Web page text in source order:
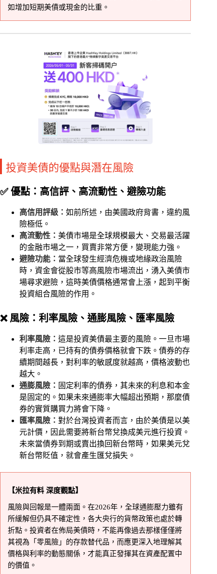
如增加短期美債或現金的比重。
投資美債的優點與潛在風險
✅ 優點：高信評、高流動性、避險功能
高信用評級： 如前所述，由美國政府背書，違約風
險極低。
高流動性： 美債市場是全球規模最大、交易最活躍
的金融市場之一，買賣非常方便，變現能力強。
避險功能： 當全球發生經濟危機或地緣政治風險
時，資金會從股市等高風險市場流出，湧入美債市
場尋求避險，這時美債價格通常會上漲，起到平衡
投資組合風險的作用。
❌ 風險：利率風險、通膨風險、匯率風險
利率風險： 這是投資美債最主要的風險。一旦市場
利率走高，已持有的債券價格就會下跌。債券的存
續期間越長，對利率的敏感度就越高，價格波動也
越大。
通膨風險： 固定利率的債券，其未來的利息和本金
是固定的。如果未來通膨率大幅超出預期，那麼債
券的實質購買力將會下降。
匯率風險： 對於台灣投資者而言，由於美債是以美
元計價，因此需要將新台幣兌換成美元進行投資。
未來當債券到期或賣出換回新台幣時，如果美元兌
新台幣貶值，就會產生匯兌損失。
【米拉有料 深度觀點】
風險與回報是一體兩面。在2026年，全球通膨壓力雖有
所緩解但仍具不確定性，各大央行的貨幣政策也處於轉
折點。投資者在佈局美債時，不能再像過去那樣僅僅將
其視為「零風險」的存款替代品，而應更深入地理解其
價格與利率的動態關係，才能真正發揮其在資產配置中
的價值。